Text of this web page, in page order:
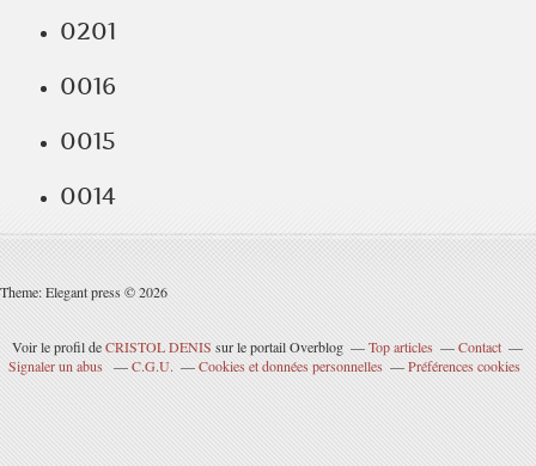
0201
0016
0015
0014
Theme: Elegant press © 2026
Voir le profil deCRISTOL DENIS sur le portail Overblog Top articles
Contact
Signaler un abus
C.G.U. Cookies et données personnelles Préférences cookies